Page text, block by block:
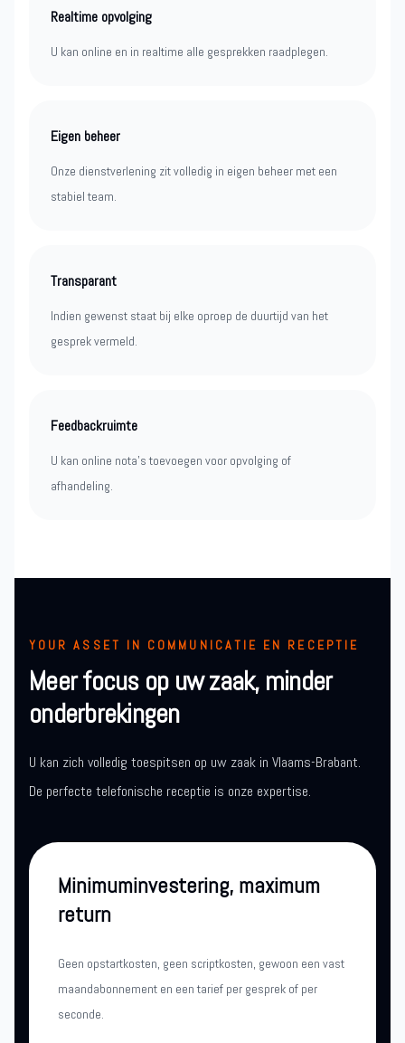
Realtime opvolging
U kan online en in realtime alle gesprekken raadplegen.
Eigen beheer
Onze dienstverlening zit volledig in eigen beheer met een
stabiel team.
Transparant
Indien gewenst staat bij elke oproep de duurtijd van het
gesprek vermeld.
Feedbackruimte
U kan online nota’s toevoegen voor opvolging of
afhandeling.
YOUR ASSET IN COMMUNICATIE EN RECEPTIE
Meer focus op uw zaak, minder
onderbrekingen
U kan zich volledig toespitsen op uw zaak in Vlaams-Brabant.
De perfecte telefonische receptie is onze expertise.
Minimuminvestering, maximum
return
Geen opstartkosten, geen scriptkosten, gewoon een vast
maandabonnement en een tarief per gesprek of per
seconde.